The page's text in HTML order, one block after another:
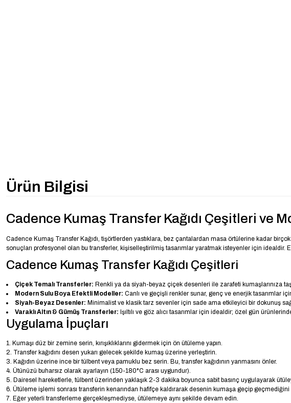
Ürün Bilgisi
Cadence Kumaş Transfer Kağıdı Çeşitleri ve
Cadence Kumaş Transfer Kağıdı, tişörtlerden yastıklara, bez çantalardan masa örtülerine kadar
sonuçları profesyonel olan bu transferler, kişiselleştirilmiş tasarımlar yaratmak isteyenler için idealdir.
Cadence Kumaş Transfer Kağıdı Çeşitleri
Çiçek Temalı Transferler: Renkli ya da siyah-beyaz çiçek desenleri ile zarafeti kumaşlarınıza
Modern Sulu Boya Efektli Modeller: Canlı ve geçişli renkler sunar, genç ve enerjik tasarımlar
Siyah-Beyaz Desenler: Minimalist ve klasik tarz sevenler için sade ama etkileyici bir dokunuş
Varaklı Altın & Gümüş Transferler: Işıltılı ve göz alıcı tasarımlar için idealdir; özel gün
Uygulama İpuçları
Kumaşı düz bir zemine serin, kırışıklıklarını gidermek için ön ütüleme yapın.
Transfer kağıdını desen yukarı gelecek şekilde kumaş üzerine yerleştirin.
Kağıdın üzerine ince bir tülbent veya pamuklu bez serin. Bu, transfer kağıdının yanmasını önler.
Ütünüzü buharsız olarak ayarlayın (150-180°C arası uygundur).
Dairesel hareketlerle, tülbent üzerinden yaklaşık 2-3 dakika boyunca sabit basınç uygulayarak
Ütüleme işlemi sonrası transferin kenarından hafifçe kaldırarak desenin kumaşa geçip geçmediğini
Eğer yeterli transferleme gerçekleşmediyse, ütülemeye aynı şekilde devam edin.